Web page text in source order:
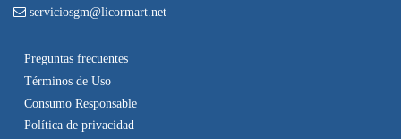
serviciosgm@licormart.net
Preguntas frecuentes
Términos de Uso
Consumo Responsable
Política de privacidad